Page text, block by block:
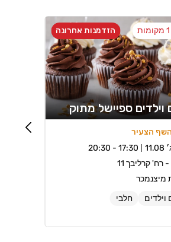
הזדמנות אחרונה
וילדים ספיישל מתוק
הצעיר
17:30 - 20:30
רח' קרליבך 11
מיצנמכר
וילדים
חלבי